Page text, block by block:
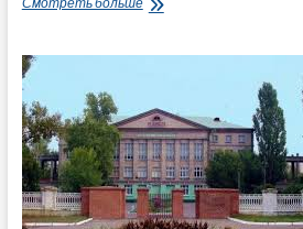
блок-
пост
и
более
10
суток